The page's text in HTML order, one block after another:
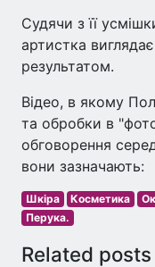
Судячи з її
артистка
результатом.
Відео, в якому
та обробки в
обговорення
вони зазначають:
Шкіра Косметика
Перука.
Related posts